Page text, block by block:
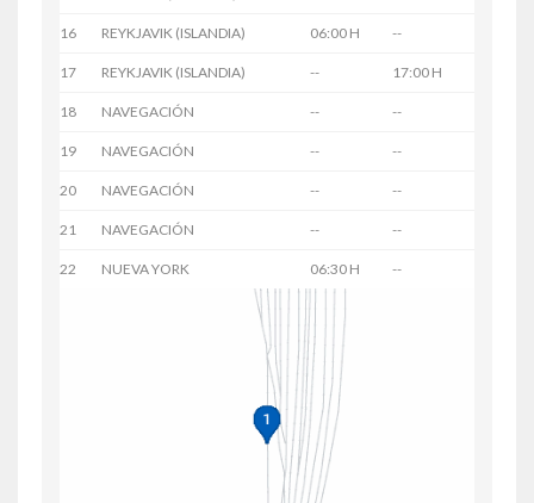
16 REYKJAVIK (ISLANDIA) 06:00 H --
17 REYKJAVIK (ISLANDIA) -- 17:00 H
18 NAVEGACIÓN -- --
19 NAVEGACIÓN -- --
20 NAVEGACIÓN -- --
21 NAVEGACIÓN -- --
22 NUEVA YORK 06:30 H --